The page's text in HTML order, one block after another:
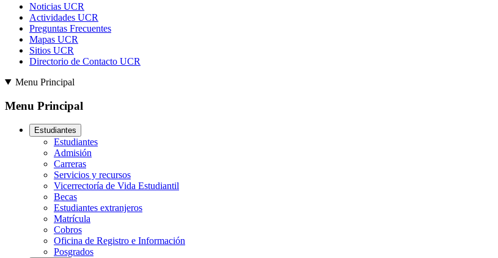
Noticias UCR
Actividades UCR
Preguntas Frecuentes
Mapas UCR
Sitios UCR
Directorio de Contacto UCR
Menu Principal
Menu Principal
Estudiantes
Estudiantes
Admisión
Carreras
Servicios y recursos
Vicerrectoría de Vida Estudiantil
Becas
Estudiantes extranjeros
Matrícula
Cobros
Oficina de Registro e Información
Posgrados